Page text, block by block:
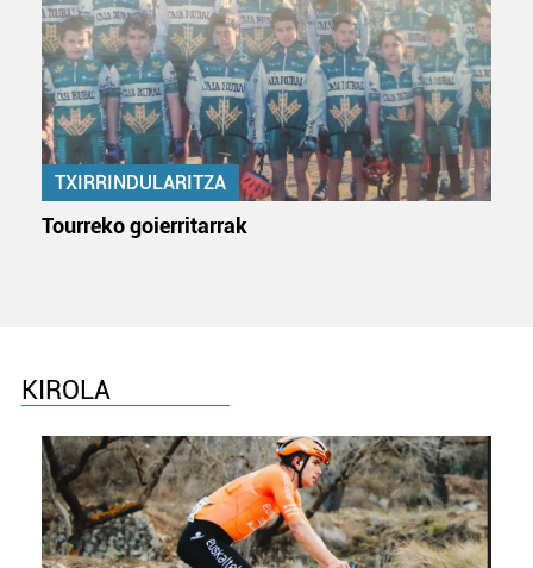
zerbitzuak hobetzeko asmoz, cookie teknologiaz
baliatzen gara. Ohar hau onartuz gero, teknologia hori
erabiltzeko baimen esplizitua ematen diguzu.Gehiago
irakurri
TXIRRINDULARITZA
Tourreko goierritarrak
KIROLA